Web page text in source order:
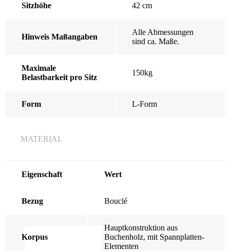
Sitzhöhe 42 cm
Hinweis Maßangaben
Alle Abmessungen
sind ca. Maße.
Maximale
Belastbarkeit pro Sitz
150kg
Form L-Form
MATERIAL
Eigenschaft Wert
Bezug Bouclé
Korpus
Hauptkonstruktion aus
Buchenholz, mit Spannplatten-
Elementen